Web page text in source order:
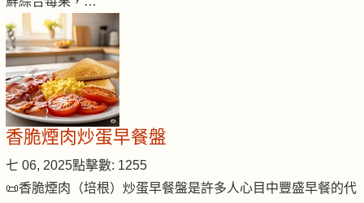
香脆煙肉炒蛋早餐盤
七 06, 2025點擊數: 1255
📜香脆煙肉（培根）炒蛋早餐盤是許多人心目中豐盛早餐的代